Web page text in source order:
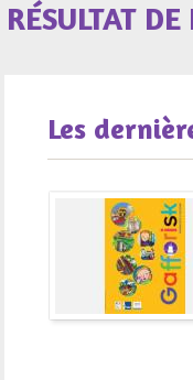
RÉSULTAT
Les